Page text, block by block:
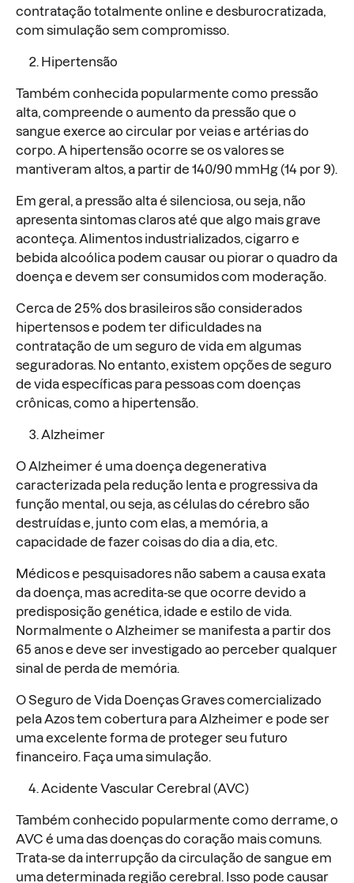
contratação totalmente online e desburocratizada,
com simulação sem compromisso.
Hipertensão
Também conhecida popularmente como pressão
alta, compreende o aumento da pressão que o
sangue exerce ao circular por veias e artérias do
corpo. A hipertensão ocorre se os valores se
mantiveram altos, a partir de 140/90 mmHg (14 por 9).
Em geral, a pressão alta é silenciosa, ou seja, não
apresenta sintomas claros até que algo mais grave
aconteça. Alimentos industrializados, cigarro e
bebida alcoólica podem causar ou piorar o quadro da
doença e devem ser consumidos com moderação.
Cerca de 25% dos brasileiros são considerados
hipertensos e podem ter dificuldades na
contratação de um seguro de vida em algumas
seguradoras. No entanto, existem opções de seguro
de vida específicas para pessoas com doenças
crônicas, como a hipertensão.
Alzheimer
O Alzheimer é uma doença degenerativa
caracterizada pela redução lenta e progressiva da
função mental, ou seja, as células do cérebro são
destruídas e, junto com elas, a memória, a
capacidade de fazer coisas do dia a dia, etc.
Médicos e pesquisadores não sabem a causa exata
da doença, mas acredita-se que ocorre devido a
predisposição genética, idade e estilo de vida.
Normalmente o Alzheimer se manifesta a partir dos
65 anos e deve ser investigado ao perceber qualquer
sinal de perda de memória.
O Seguro de Vida Doenças Graves comercializado
pela Azos tem cobertura para Alzheimer e pode ser
uma excelente forma de proteger seu futuro
financeiro. Faça uma simulação.
Acidente Vascular Cerebral (AVC)
Também conhecido popularmente como derrame, o
AVC é uma das doenças do coração mais comuns.
Trata-se da interrupção da circulação de sangue em
uma determinada região cerebral. Isso pode causar